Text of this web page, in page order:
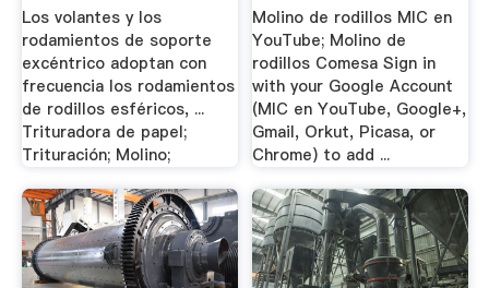
Los volantes y los
rodamientos de soporte
excéntrico adoptan con
frecuencia los rodamientos
de rodillos esféricos, ...
Trituradora de papel;
Trituración; Molino;
Molino de rodillos MIC en
YouTube; Molino de
rodillos Comesa Sign in
with your Google Account
(MIC en YouTube, Google+,
Gmail, Orkut, Picasa, or
Chrome) to add ...